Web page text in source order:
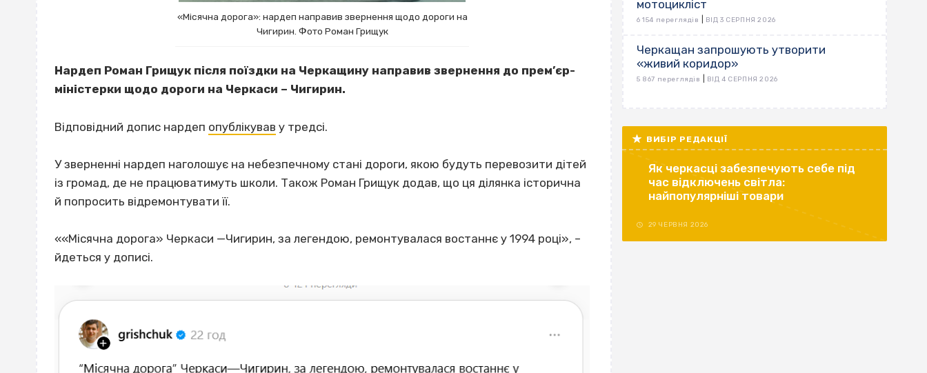
«Місячна дорога»: нардеп направив звернення щодо дороги на
Чигирин. Фото Роман Грищук
Нардеп Роман Грищук після поїздки на Черкащину направив звернення до прем’єр-
міністерки щодо дороги на Черкаси – Чигирин.
Відповідний допис нардеп опублікував у тредсі.
У зверненні нардеп наголошує на небезпечному стані дороги, якою будуть перевозити дітей
із громад, де не працюватимуть школи. Також Роман Грищук додав, що ця ділянка історична
й попросить відремонтувати її.
««Місячна дорога» Черкаси —Чигирин, за легендою, ремонтувалася востаннє у 1994 році», –
йдеться у дописі.
мотоцикліст
6 154 переглядів ВІД 3 СЕРПНЯ 2026
Черкащан запрошують утворити
«живий коридор»
5 867 переглядів ВІД 4 СЕРПНЯ 2026
ВИБІР РЕДАКЦІЇ
Як черкасці забезпечують себе під
час відключень світла:
найпопулярніші товари
29 ЧЕРВНЯ 2026